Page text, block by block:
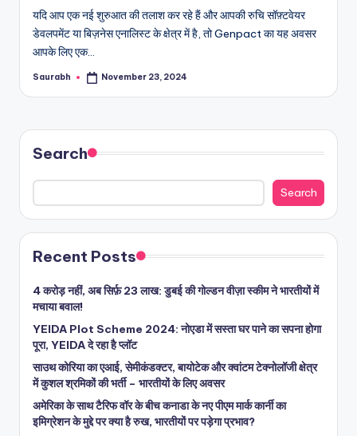
यदि आप एक नई शुरुआत की तलाश कर रहे हैं और आपकी रुचि सॉफ़्टवेयर
डेवलपमेंट या बिज़नेस एनालिस्ट के क्षेत्र में है, तो Genpact का यह अवसर
आपके लिए एक…
Posted
Saurabh November 23, 2024
Search
Search
Recent Posts
4 करोड़ नहीं, अब सिर्फ़ 23 लाख: डुबई की गोल्डन वीज़ा स्कीम ने भारतीयों में
मचाया बवाल!
YEIDA Plot Scheme 2024: नोएडा में सस्ता घर पाने का सपना होगा
पूरा, YEIDA दे रहा है प्लॉट
साउथ कोरिया का एआई, सेमीकंडक्टर, बायोटेक और क्वांटम टेक्नोलॉजी क्षेत्र
में कुशल श्रमिकों की भर्ती – भारतीयों के लिए अवसर
अमेरिका के साथ टैरिफ वॉर के बीच कनाडा के नए पीएम मार्क कार्नी का
इमिग्रेशन के मुद्दे पर क्या है रुख, भारतीयों पर पड़ेगा प्रभाव?